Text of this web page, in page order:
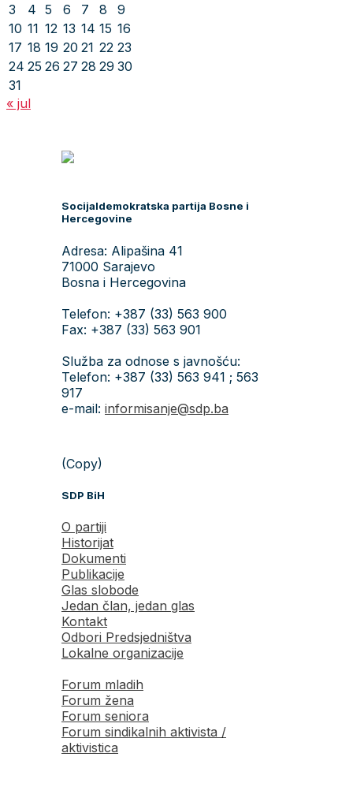
3
4 5 6 7 8
9
10 11 12 13 14 15 16
17 18 19 20 21 22 23
24 25 26 27 28 29 30
31
« jul
Socijaldemokratska partija Bosne i
Hercegovine
Adresa: Alipašina 41
71000 Sarajevo
Bosna i Hercegovina
Telefon: +387 (33) 563 900
Fax: +387 (33) 563 901
Služba za odnose s javnošću:
Telefon: +387 (33) 563 941 ; 563
917
e-mail: informisanje@sdp.ba
(Copy)
SDP BiH
O partiji
Historijat
Dokumenti
Publikacije
Glas slobode
Jedan član, jedan glas
Kontakt
Odbori Predsjedništva
Lokalne organizacije
Forum mladih
Forum žena
Forum seniora
Forum sindikalnih aktivista /
aktivistica